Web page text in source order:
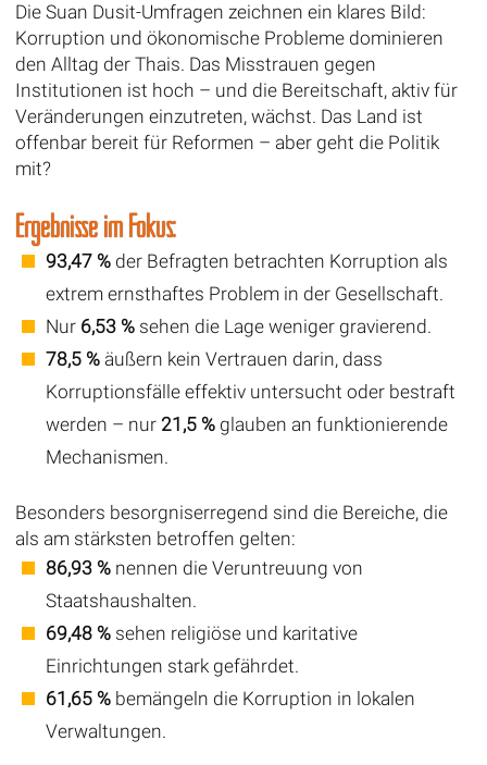
Die Suan Dusit-Umfragen zeichnen ein klares Bild:
Korruption und ökonomische Probleme dominieren
den Alltag der Thais. Das Misstrauen gegen
Institutionen ist hoch – und die Bereitschaft, aktiv für
Veränderungen einzutreten, wächst. Das Land ist
offenbar bereit für Reformen – aber geht die Politik
mit?
Ergebnisse im Fokus:
93,47 %der Befragten betrachten Korruption als
extrem ernsthaftes Problem in der Gesellschaft.
Nur 6,53 %sehen die Lage weniger gravierend.
78,5 %äußern kein Vertrauen darin, dass
Korruptionsfälle effektiv untersucht oder bestraft
werden – nur 21,5 %glauben an funktionierende
Mechanismen.
Besonders besorgniserregend sind die Bereiche, die
als am stärksten betroffen gelten:
86,93 %nennen die Veruntreuung von
Staatshaushalten.
69,48 %sehen religiöse und karitative
Einrichtungen stark gefährdet.
61,65 %bemängeln die Korruption in lokalen
Verwaltungen.